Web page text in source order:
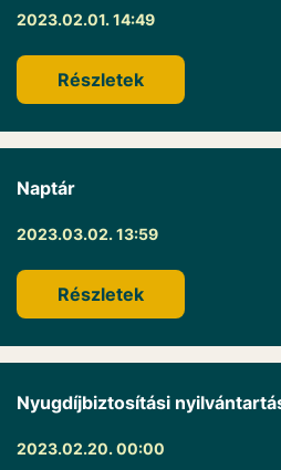
2023.02.01. 14:49
Részletek
Naptár
2023.03.02. 13:59
Részletek
Nyugdíjbiztosítási
2023.02.20. 00:00